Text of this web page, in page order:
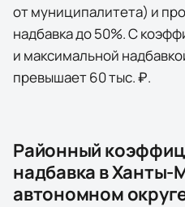
от муниципалитета) и
надбавка до 50%. С
и максимальной
превышает 60 тыс. ₽.
Районный
надбавка вХанты-
автономном